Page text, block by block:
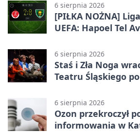
6 sierpnia 2026
[PIŁKA NOŻNA]
UEFA: Hapoel Tel
rundy
6 sierpnia 2026
Staś i Zła Noga
Teatru Śląskiego
6 sierpnia 2026
Ozon przekroczył
informowania w